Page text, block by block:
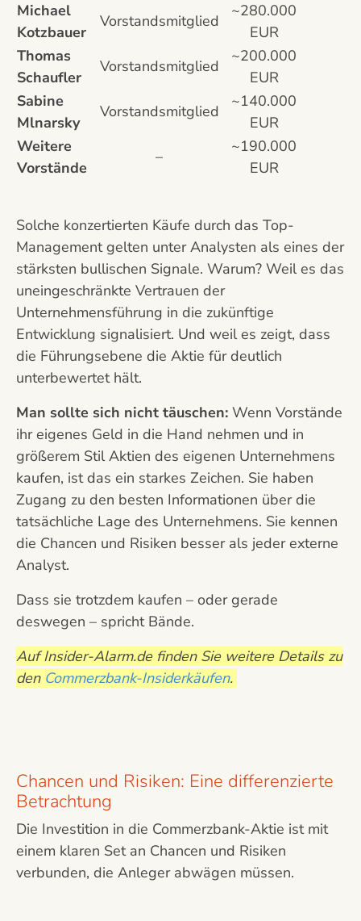
Michael
Kotzbauer
Vorstandsmitglied
~280.000
EUR
Thomas
Schaufler
Vorstandsmitglied
~200.000
EUR
Sabine
Mlnarsky
Vorstandsmitglied
~140.000
EUR
Weitere
Vorstände
–
~190.000
EUR
Solche konzertierten Käufe durch das Top-
Management gelten unter Analysten als eines der
stärksten bullischen Signale. Warum? Weil es das
uneingeschränkte Vertrauen der
Unternehmensführung in die zukünftige
Entwicklung signalisiert. Und weil es zeigt, dass
die Führungsebene die Aktie für deutlich
unterbewertet hält.
Man sollte sich nicht täuschen: Wenn Vorstände
ihr eigenes Geld in die Hand nehmen und in
größerem Stil Aktien des eigenen Unternehmens
kaufen, ist das ein starkes Zeichen. Sie haben
Zugang zu den besten Informationen über die
tatsächliche Lage des Unternehmens. Sie kennen
die Chancen und Risiken besser als jeder externe
Analyst.
Dass sie trotzdem kaufen – oder gerade
deswegen – spricht Bände.
Auf Insider-Alarm.de finden Sie weitere Details zu
den Commerzbank-Insiderkäufen.
Chancen und Risiken: Eine differenzierte
Betrachtung
Die Investition in die Commerzbank-Aktie ist mit
einem klaren Set an Chancen und Risiken
verbunden, die Anleger abwägen müssen.